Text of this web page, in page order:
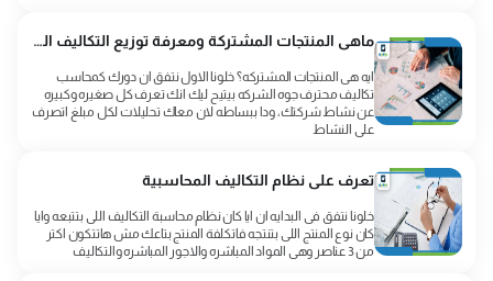
ماهى المنتجات المشتركة ومعرفة توزيع التكاليف المشتركة
ايه هى المنتجات المشتركه؟ خلونا الاول نتفق ان دورك كمحاسب
تكاليف محترف جوه الشركه بيتيح ليك انك تعرف كل صغيره وكبيره
عن نشاط شركتك، ودا ببساطه لان معاك تحليلات لكل مبلغ اتصرف
على النشاط
تعرف على نظام التكاليف المحاسبية
خلونا نتفق فى البدايه ان ايا كان نظام محاسبة التكاليف اللى بتتبعه وايا
كان نوع المنتج اللى بتنتجه فاتكلفة المنتج بتاعك مش هاتتكون اكتر
من 3 عناصر وهى المواد المباشره والاجور المباشره والتكاليف